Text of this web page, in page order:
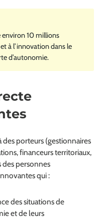
environ 10 millions
à l’innovation dans le
d’autonomie.
des porteurs (gestionnaires
financeurs territoriaux,
personnes
qui :
des situations de
et de leurs